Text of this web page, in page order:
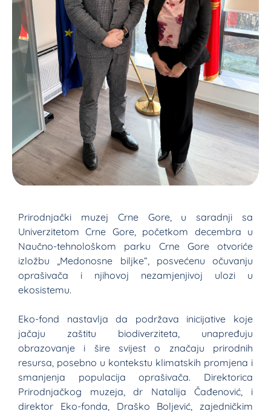
Prirodnjački muzej Crne Gore, u saradnji sa
Univerzitetom Crne Gore, početkom decembra u
Naučno-tehnološkom parku Crne Gore otvoriće
izložbu „Medonosne biljke“, posvećenu očuvanju
oprašivača i njihovoj nezamjenjivoj ulozi u
ekosistemu.
Eko-fond nastavlja da podržava inicijative koje
jačaju zaštitu biodiverziteta, unapređuju
obrazovanje i šire svijest o značaju prirodnih
resursa, posebno u kontekstu klimatskih promjena i
smanjenja populacija oprašivača. Direktorica
Prirodnjačkog muzeja, dr Natalija Čađenović, i
direktor Eko-fonda, Draško Boljević, zajedničkim